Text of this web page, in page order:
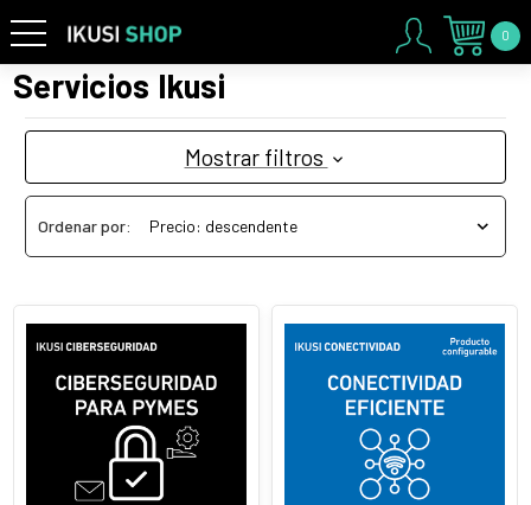
0
Servicios Ikusi
Mostrar filtros
Ordenar por: